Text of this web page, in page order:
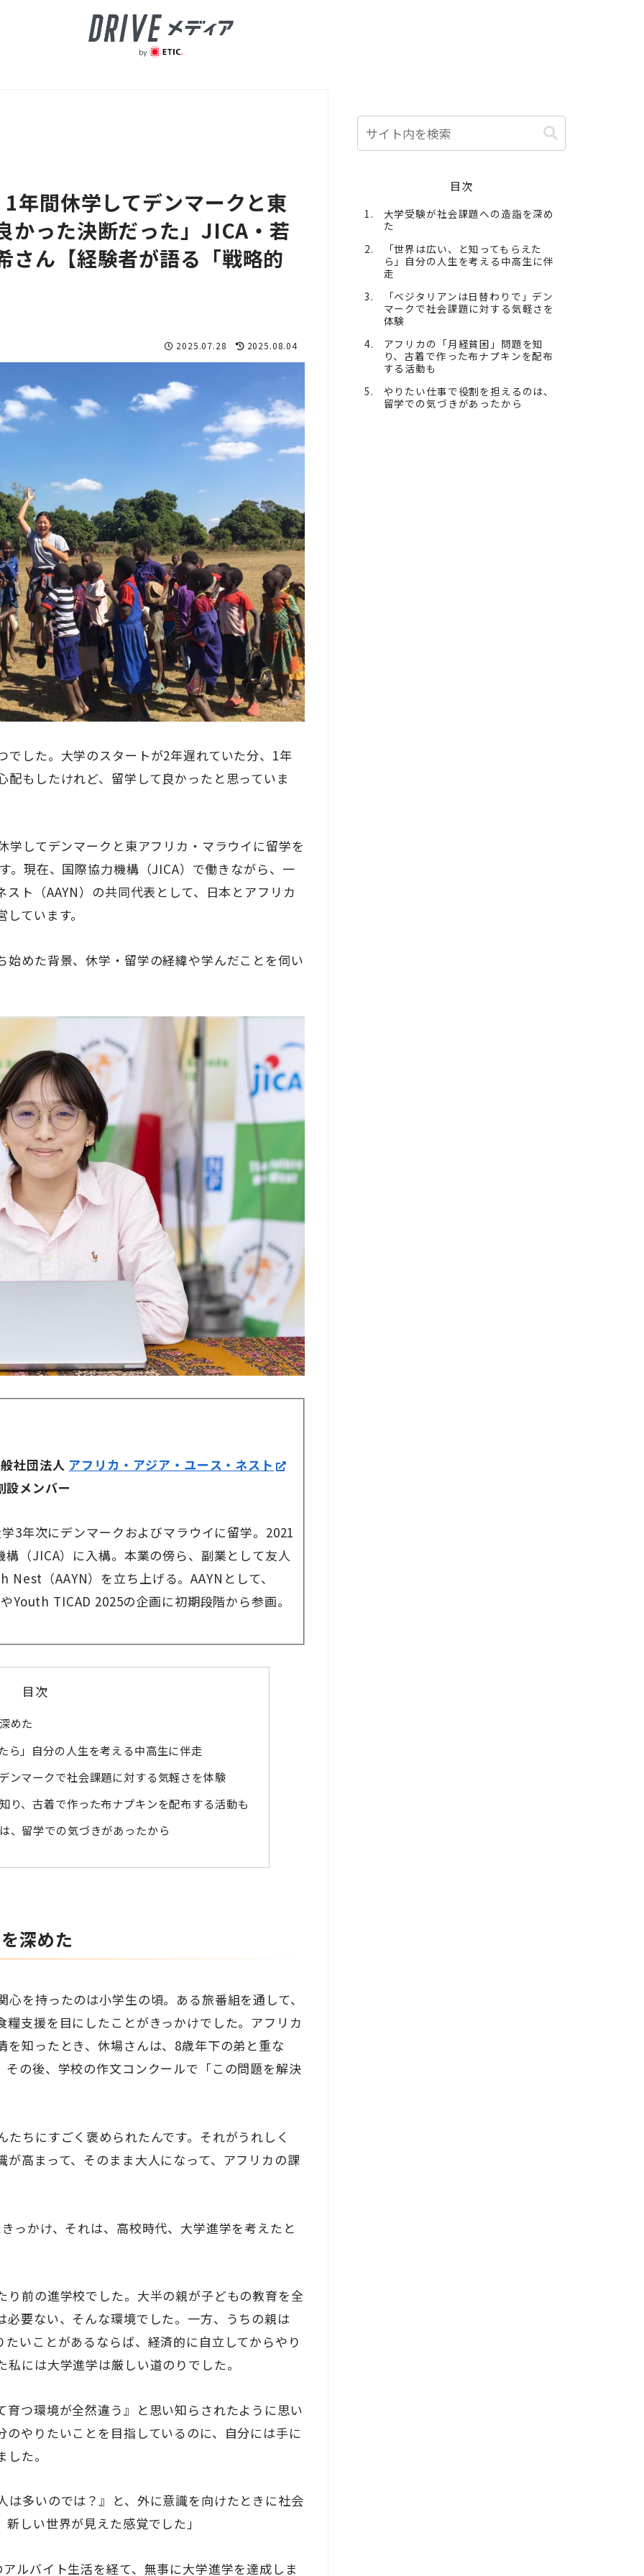
年間休学してデンマークと東
かった決断だった」JICA・若
さん【経験者が語る「戦略的
2025.07.28 2025.08.04
した。大学のスタートが2年遅れていた分、1年
もしたけれど、留学して良かったと思っていま
学してデンマークと東アフリカ・マラウイに留学を
。現在、国際協力機構（JICA）で働きながら、一
ト（AAYN）の共同代表として、日本とアフリカ
ています。
めた背景、休学・留学の経緯や学んだことを伺い
社団法人 アフリカ・アジア・ユース・ネスト
メンバー
3年次にデンマークおよびマラウイに留学。2021
（JICA）に入構。本業の傍ら、副業として友人
（AAYN）を立ち上げる。AAYNとして、
Youth TICAD 2025の企画に初期段階から参画。
目次
めた
ら」自分の人生を考える中高生に伴走
ンマークで社会課題に対する気軽さを体験
り、古着で作った布ナプキンを配布する活動も
、留学での気づきがあったから
深めた
を持ったのは小学生の頃。ある旅番組を通して、
支援を目にしたことがきっかけでした。アフリカ
知ったとき、休場さんは、8歳年下の弟と重な
の後、学校の作文コンクールで「この問題を解決
ちにすごく褒められたんです。それがうれしく
高まって、そのまま大人になって、アフリカの課
っかけ、それは、高校時代、大学進学を考えたと
前の進学校でした。大半の親が子どもの教育を全
要ない、そんな環境でした。一方、うちの親は
いことがあるならば、経済的に自立してからやり
には大学進学は厳しい道のりでした。
つ環境が全然違う』と思い知らされたように思い
やりたいことを目指しているのに、自分には手に
た。
多いのでは？』と、外に意識を向けたときに社会
しい世界が見えた感覚でした」
ルバイト生活を経て、無事に大学進学を達成しま
目次
大学受験が社会課題への造詣を深め
た
「世界は広い、と知ってもらえた
ら」自分の人生を考える中高生に伴
走
「ベジタリアンは日替わりで」デン
マークで社会課題に対する気軽さを
体験
アフリカの「月経貧困」問題を知
り、古着で作った布ナプキンを配布
する活動も
やりたい仕事で役割を担えるのは、
留学での気づきがあったから